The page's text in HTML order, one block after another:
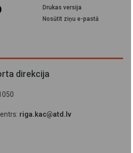
Drukas versija
Nosūtīt ziņu e-pastā
direkcija
riga.kac@atd.lv